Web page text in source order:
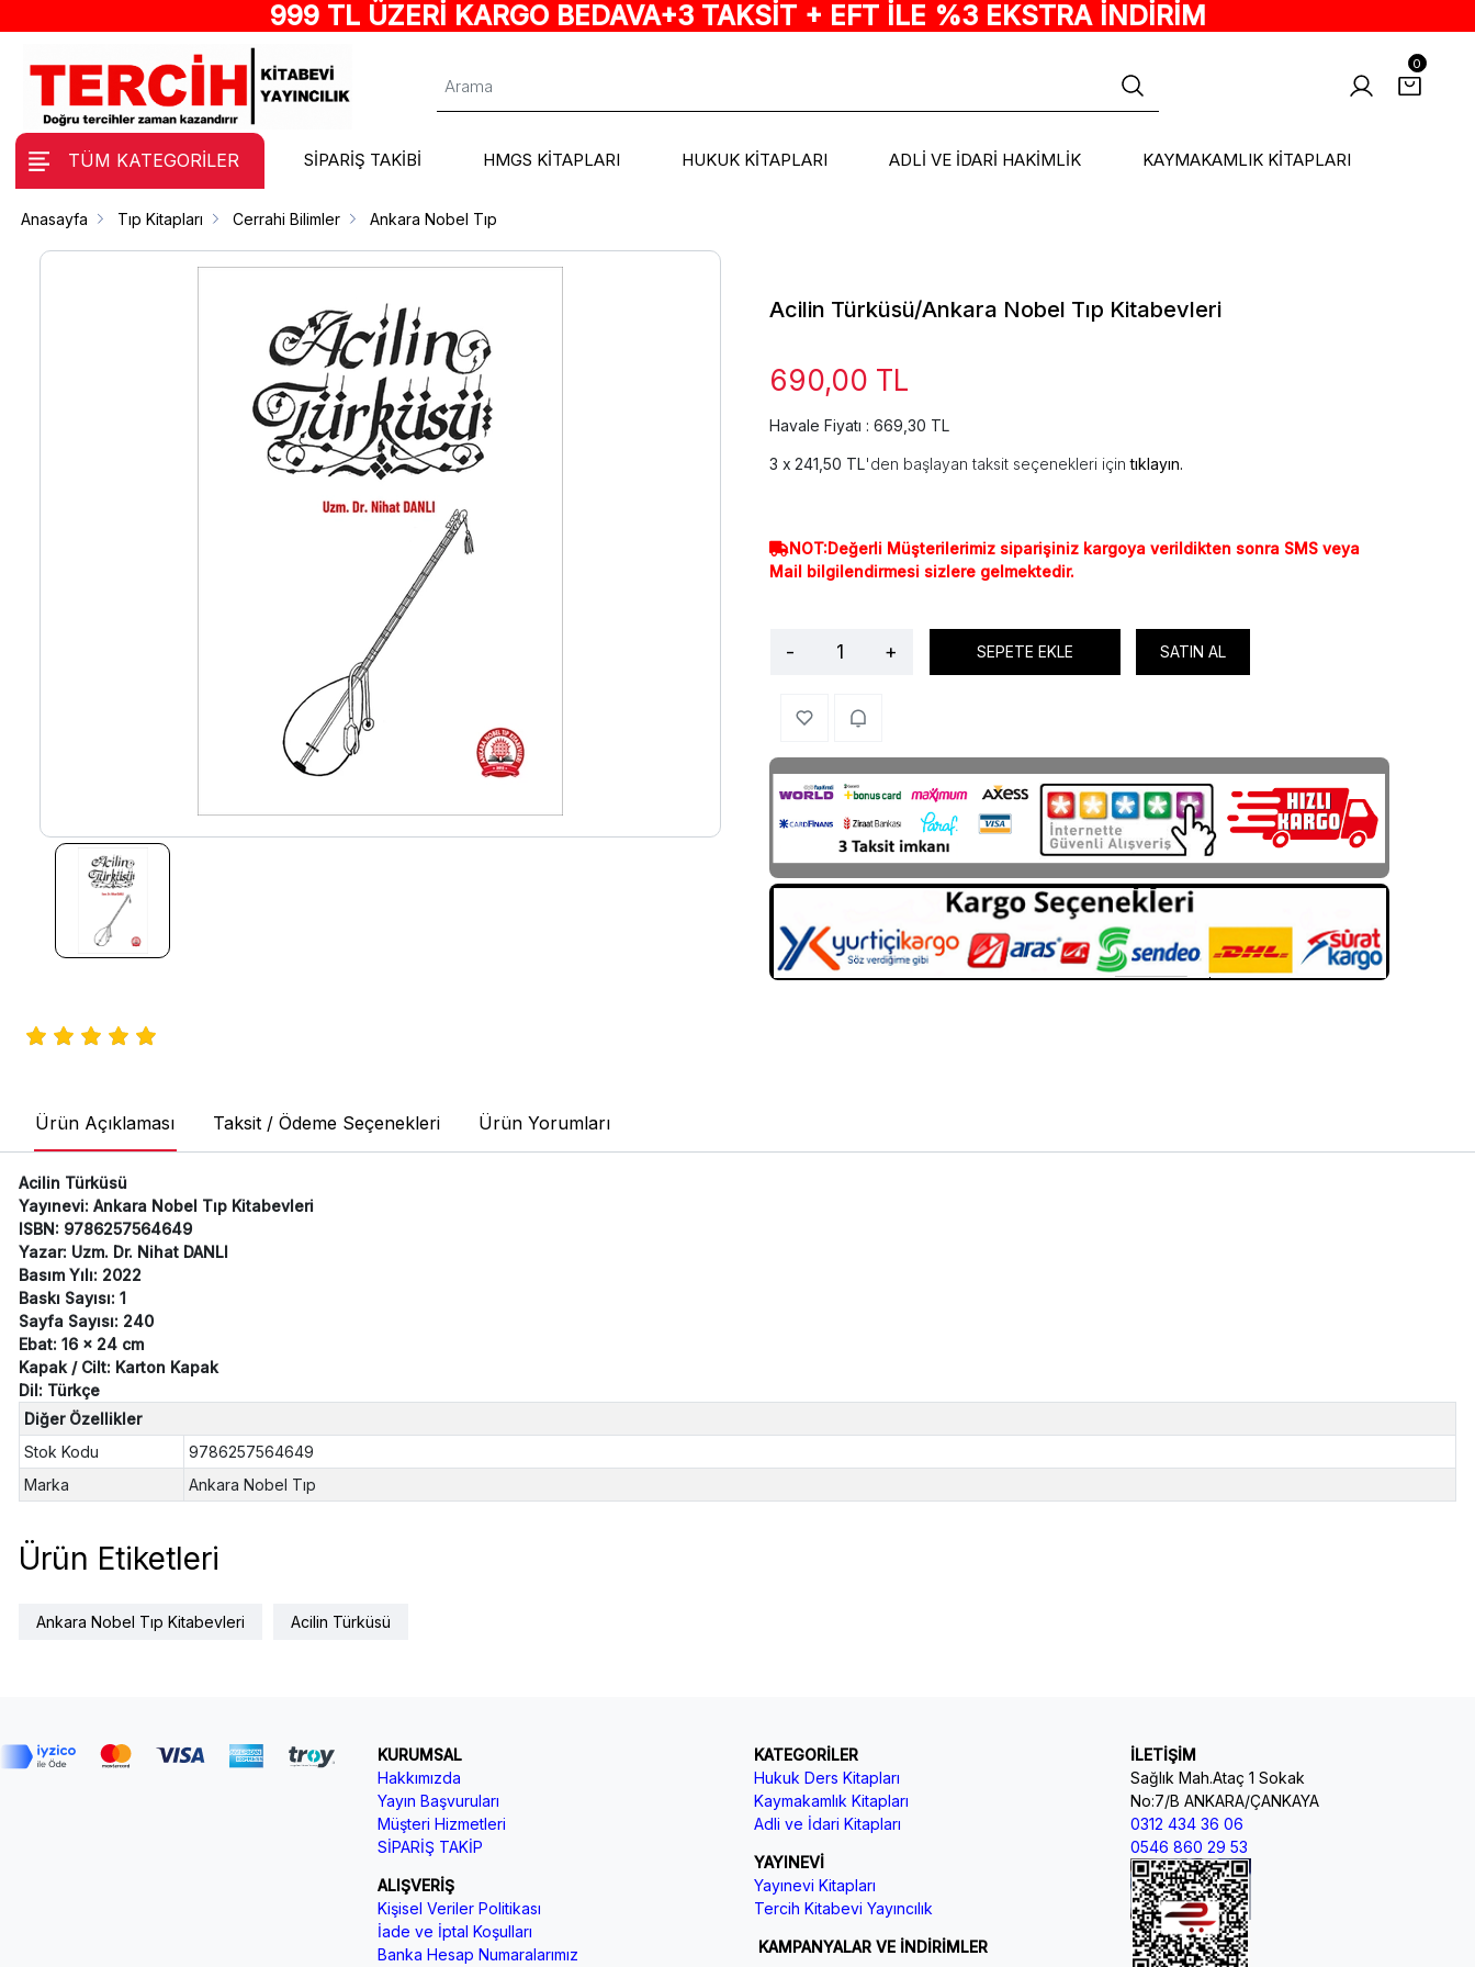
999 TL ÜZERİ KARGO BEDAVA+3 TAKSİT + EFT İLE %3 EKSTRA İNDİRİM
0
TÜM KATEGORİLER SİPARİŞ TAKİBİ HMGS KİTAPLARI HUKUK KİTAPLARI ADLİ VE İDARİ HAKİMLİK KAYMAKAMLIK KİTAPLARI
Anasayfa Tıp Kitapları Cerrahi Bilimler Ankara Nobel Tıp
Acilin Türküsü/Ankara Nobel Tıp Kitabevleri
690,00 TL
Havale Fiyatı : 669,30 TL
241,50 TL'den başlayan taksit seçenekleri içintıklayın.
NOT:Değerli Müşterilerimiz siparişiniz kargoya verildikten sonra SMS veya
Mail bilgilendirmesi sizlere gelmektedir.
- + SEPETE EKLE SATIN AL
Ürün Açıklaması Taksit / Ödeme Seçenekleri Ürün Yorumları
Acilin Türküsü
Yayınevi: Ankara Nobel Tıp Kitabevleri
ISBN: 9786257564649
Yazar: Uzm. Dr. Nihat DANLI
Basım Yılı: 2022
Baskı Sayısı: 1
Sayfa Sayısı: 240
Ebat: 16 x 24 cm
Kapak / Cilt: Karton Kapak
Dil: Türkçe
Diğer Özellikler
Stok Kodu
9786257564649
Marka
Ankara Nobel Tıp
Ürün Etiketleri
Ankara Nobel Tıp Kitabevleri Acilin Türküsü
KURUMSAL
Hakkımızda
Yayın Başvuruları
Müşteri Hizmetleri
SİPARİŞ TAKİP
ALIŞVERİŞ
Kişisel Veriler Politikası
İade ve İptal Koşulları
Banka Hesap Numaralarımız
KATEGORİLER
Hukuk Ders Kitapları
Kaymakamlık Kitapları
Adli ve İdari Kitapları
YAYINEVİ
Yayınevi Kitapları
Tercih Kitabevi Yayıncılık
KAMPANYALAR VE İNDİRİMLER
İLETİŞİM
Sağlık Mah.Ataç 1 Sokak
No:7/B ANKARA/ÇANKAYA
0312 434 36 06
0546 860 29 53